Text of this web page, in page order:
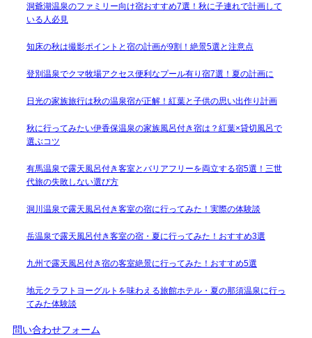
洞爺湖温泉のファミリー向け宿おすすめ7選！秋に子連れで計画して
いる人必見
知床の秋は撮影ポイントと宿の計画が9割！絶景5選と注意点
登別温泉でクマ牧場アクセス便利なプール有り宿7選！夏の計画に
日光の家族旅行は秋の温泉宿が正解！紅葉と子供の思い出作り計画
秋に行ってみたい伊香保温泉の家族風呂付き宿は？紅葉×貸切風呂で
選ぶコツ
有馬温泉で露天風呂付き客室とバリアフリーを両立する宿5選！三世
代旅の失敗しない選び方
洞川温泉で露天風呂付き客室の宿に行ってみた！実際の体験談
岳温泉で露天風呂付き客室の宿・夏に行ってみた！おすすめ3選
九州で露天風呂付き宿の客室絶景に行ってみた！おすすめ5選
地元クラフトヨーグルトを味わえる旅館ホテル・夏の那須温泉に行っ
てみた体験談
問い合わせフォーム